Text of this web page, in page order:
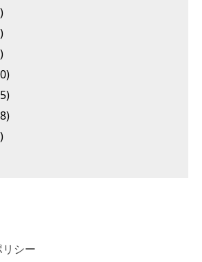
シー